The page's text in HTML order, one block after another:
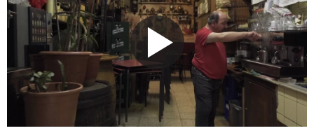
TRADICIÓN
MENÚ DEL DÍA
A CUCHILLO
REGISTRO